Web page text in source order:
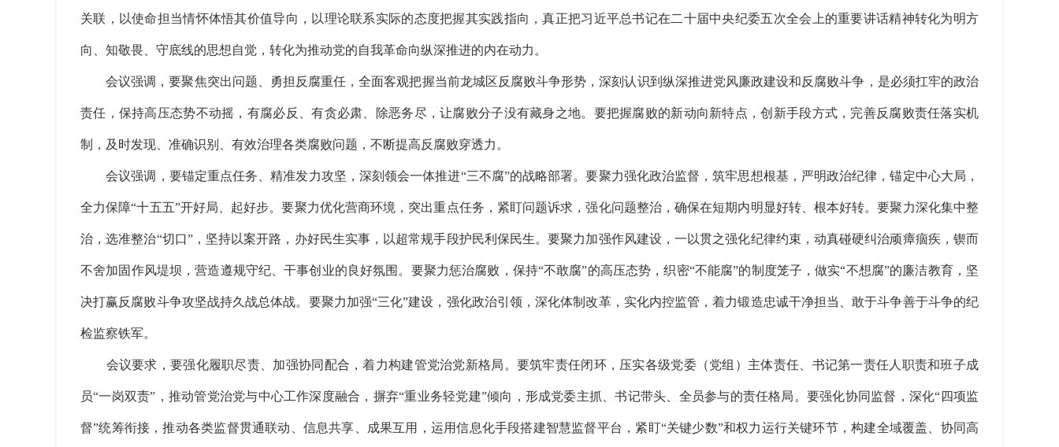
关联，以使命担当情怀体悟其价值导向，以理论联系实际的态度把握其实践指向，真正把习近平总书记在二十届中央纪委五次全会上的重要讲话精神转化为明方
向、知敬畏、守底线的思想自觉，转化为推动党的自我革命向纵深推进的内在动力。
会议强调，要聚焦突出问题、勇担反腐重任，全面客观把握当前龙城区反腐败斗争形势，深刻认识到纵深推进党风廉政建设和反腐败斗争，是必须扛牢的政治
责任，保持高压态势不动摇，有腐必反、有贪必肃、除恶务尽，让腐败分子没有藏身之地。要把握腐败的新动向新特点，创新手段方式，完善反腐败责任落实机
制，及时发现、准确识别、有效治理各类腐败问题，不断提高反腐败穿透力。
会议强调，要锚定重点任务、精准发力攻坚，深刻领会一体推进“三不腐”的战略部署。要聚力强化政治监督，筑牢思想根基，严明政治纪律，锚定中心大局，
全力保障“十五五”开好局、起好步。要聚力优化营商环境，突出重点任务，紧盯问题诉求，强化问题整治，确保在短期内明显好转、根本好转。要聚力深化集中整
治，选准整治“切口”，坚持以案开路，办好民生实事，以超常规手段护民利保民生。要聚力加强作风建设，一以贯之强化纪律约束，动真碰硬纠治顽瘴痼疾，锲而
不舍加固作风堤坝，营造遵规守纪、干事创业的良好氛围。要聚力惩治腐败，保持“不敢腐”的高压态势，织密“不能腐”的制度笼子，做实“不想腐”的廉洁教育，坚
决打赢反腐败斗争攻坚战持久战总体战。要聚力加强“三化”建设，强化政治引领，深化体制改革，实化内控监管，着力锻造忠诚干净担当、敢于斗争善于斗争的纪
检监察铁军。
会议要求，要强化履职尽责、加强协同配合，着力构建管党治党新格局。要筑牢责任闭环，压实各级党委（党组）主体责任、书记第一责任人职责和班子成
员“一岗双责”，推动管党治党与中心工作深度融合，摒弃“重业务轻党建”倾向，形成党委主抓、书记带头、全员参与的责任格局。要强化协同监督，深化“四项监
督”统筹衔接，推动各类监督贯通联动、信息共享、成果互用，运用信息化手段搭建智慧监督平台，紧盯“关键少数”和权力运行关键环节，构建全域覆盖、协同高